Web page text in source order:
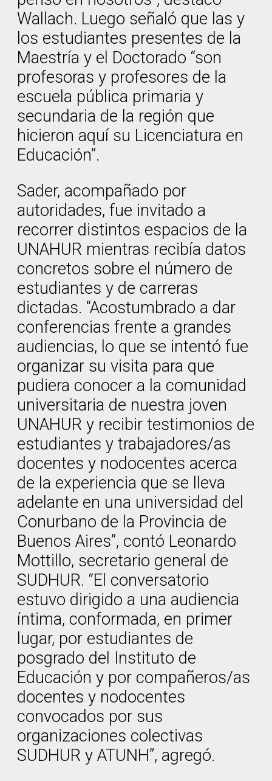
Wallach. Luego señaló que las y
los estudiantes presentes de la
Maestría y el Doctorado “son
profesoras y profesores de la
escuela pública primaria y
secundaria de la región que
hicieron aquí su Licenciatura en
Educación”.
Sader, acompañado por
autoridades, fue invitado a
recorrer distintos espacios de la
UNAHUR mientras recibía datos
concretos sobre el número de
estudiantes y de carreras
dictadas. “Acostumbrado a dar
conferencias frente a grandes
audiencias, lo que se intentó fue
organizar su visita para que
pudiera conocer a la comunidad
universitaria de nuestra joven
UNAHUR y recibir testimonios de
estudiantes y trabajadores/as
docentes y nodocentes acerca
de la experiencia que se lleva
adelante en una universidad del
Conurbano de la Provincia de
Buenos Aires”, contó Leonardo
Mottillo, secretario general de
SUDHUR. “El conversatorio
estuvo dirigido a una audiencia
íntima, conformada, en primer
lugar, por estudiantes de
posgrado del Instituto de
Educación y por compañeros/as
docentes y nodocentes
convocados por sus
organizaciones colectivas
SUDHUR y ATUNH”, agregó.